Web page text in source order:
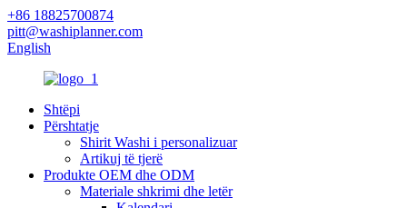
+86 18825700874
pitt@washiplanner.com
English
Shtëpi
Përshtatje
Shirit Washi i personalizuar
Artikuj të tjerë
Produkte OEM dhe ODM
Materiale shkrimi dhe letër